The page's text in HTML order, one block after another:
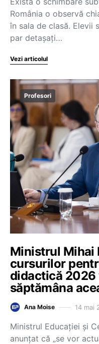
România o observă
în sala de clasă. Elevii
par detașați…
Vezi articolul
Profesori
Ministrul Mihai
cursurilor
didactică 2026
săptămâna
Ana Moise 14 mai
Ministrul Educației și
anunțat că „se vor